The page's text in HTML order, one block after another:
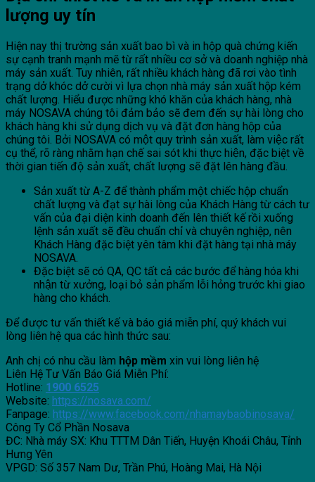
lượng uy tín
Hiện nay thị trường sản xuất bao bì và in hộp quà chứng kiến
sự cạnh tranh mạnh mẽ từ rất nhiều cơ sở và doanh nghiệp nhà
máy sản xuất. Tuy nhiên, rất nhiều khách hàng đã rơi vào tình
trạng dở khóc dở cười vì lựa chọn nhà máy sản xuất hộp kém
chất lượng. Hiểu được những khó khăn của khách hàng, nhà
máy NOSAVA chúng tôi đảm bảo sẽ đem đến sự hài lòng cho
khách hàng khi sử dụng dịch vụ và đặt đơn hàng hộp của
chúng tôi. Bởi NOSAVA có một quy trình sản xuất, làm việc rất
cụ thể, rõ ràng nhằm hạn chế sai sót khi thực hiện, đặc biệt về
thời gian tiến độ sản xuất, chất lượng sẽ đặt lên hàng đầu.
Sản xuất từ A-Z để thành phẩm một chiếc hộp chuẩn
chất lượng và đạt sự hài lòng của Khách Hàng từ cách tư
vấn của đại diện kinh doanh đến lên thiết kế rồi xuống
lệnh sản xuất sẽ đều chuẩn chỉ và chuyên nghiệp, nên
Khách Hàng đặc biệt yên tâm khi đặt hàng tại nhà máy
NOSAVA.
Đặc biệt sẽ có QA, QC tất cả các bước để hàng hóa khi
nhận từ xưởng, loại bỏ sản phẩm lỗi hỏng trước khi giao
hàng cho khách.
Để được tư vấn thiết kế và báo giá miễn phí, quý khách vui
lòng liên hệ qua các hình thức sau:
Anh chị có nhu cầu làm hộp mềm xin vui lòng liên hệ
Liên Hệ Tư Vấn Báo Giá Miễn Phí:
Hotline: 1900 6525
Website: https://nosava.com/
Fanpage: https://www.facebook.com/nhamaybaobinosava/
Công Ty Cổ Phần Nosava
ĐC: Nhà máy SX: Khu TTTM Dân Tiến, Huyện Khoái Châu, Tỉnh
Hưng Yên
VPGD: Số 357 Nam Dư, Trần Phú, Hoàng Mai, Hà Nội